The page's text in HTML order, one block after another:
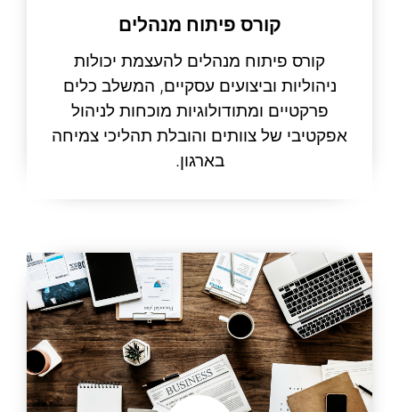
קורס פיתוח מנהלים
קורס פיתוח מנהלים להעצמת יכולות
ניהוליות וביצועים עסקיים, המשלב כלים
פרקטיים ומתודולוגיות מוכחות לניהול
אפקטיבי של צוותים והובלת תהליכי צמיחה
בארגון.